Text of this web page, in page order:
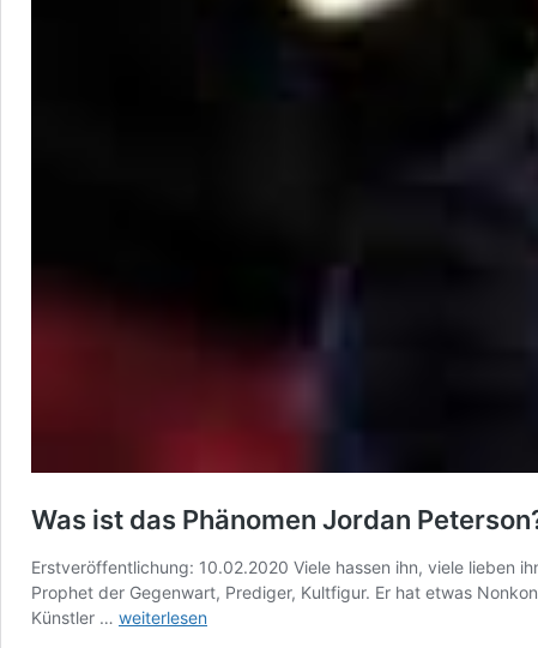
Was ist das Phänomen Jordan
Erstveröffentlichung: 10.02.2020 Viele hassen ihn, viele lieben
Prophet der Gegenwart, Prediger, Kultfigur. Er hat etwas
Künstler … Was
weiterlesen